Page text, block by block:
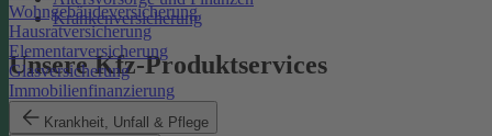
Wohngebäudeversicherung
Hausratversicherung
Elementarversicherung
Glasversicherung
Immobilienfinanzierung
Krankheit, Unfall & Pflege
Krankenversicherung
Unsere Kfz-Produktservices
eVB-Nummer